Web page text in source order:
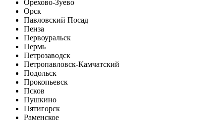
Орехово-Зуево
Орск
Павловский Посад
Пенза
Первоуральск
Пермь
Петрозаводск
Петропавловск-Камчатский
Подольск
Прокопьевск
Псков
Пушкино
Пятигорск
Раменское